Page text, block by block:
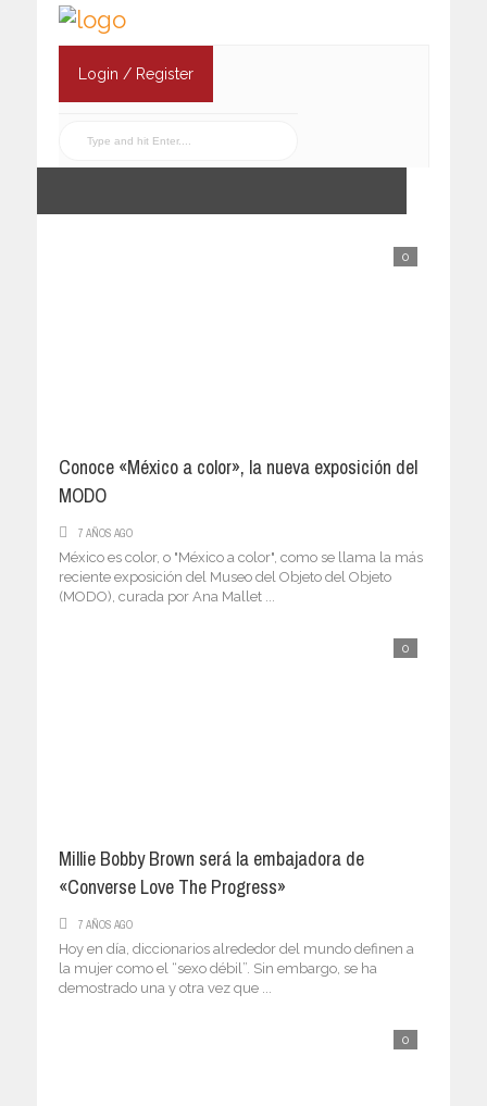
Login / Register
0
Conoce «México a color», la nueva exposición del
MODO
7 AÑOS AGO
México es color, o "México a color", como se llama la más
reciente exposición del Museo del Objeto del Objeto
(MODO), curada por Ana Mallet ...
0
Millie Bobby Brown será la embajadora de
«Converse Love The Progress»
7 AÑOS AGO
Hoy en día, diccionarios alrededor del mundo definen a
la mujer como el “sexo débil”. Sin embargo, se ha
demostrado una y otra vez que ...
0